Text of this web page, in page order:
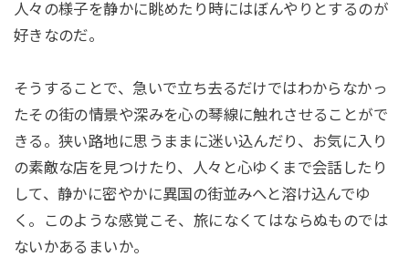
人々の様子を静かに眺めたり時にはぼんやりとするのが
好きなのだ。
そうすることで、急いで立ち去るだけではわからなかっ
たその街の情景や深みを心の琴線に触れさせることがで
きる。狭い路地に思うままに迷い込んだり、お気に入り
の素敵な店を見つけたり、人々と心ゆくまで会話したり
して、静かに密やかに異国の街並みへと溶け込んでゆ
く。このような感覚こそ、旅になくてはならぬものでは
ないかあるまいか。